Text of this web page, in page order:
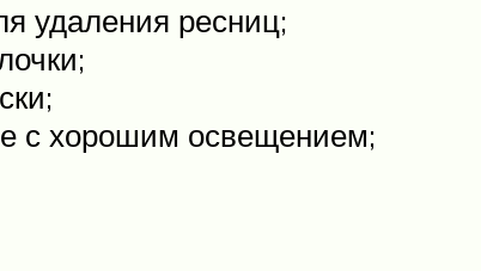
удаления ресниц;
с хорошим освещением;